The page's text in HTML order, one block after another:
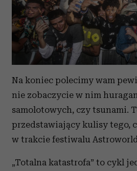
Na koniec polecimy wam
nie zobaczycie w nim
samolotowych, czy tsunami.
przedstawiający kulisy tego,
w trakcie festiwalu
„Totalna katastrofa” to cykl